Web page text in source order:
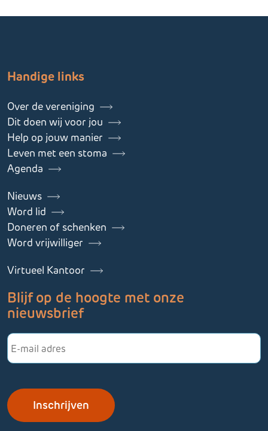
Handige links
Over de vereniging
Dit doen wij voor jou
Help op jouw manier
Leven met een stoma
Agenda
Nieuws
Word lid
Doneren of schenken
Word vrijwilliger
Virtueel Kantoor
Blijf op de hoogte met onze
nieuwsbrief
E-
mailadres